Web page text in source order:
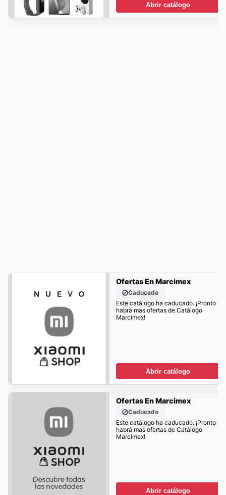
Abrir catálogo
Ofertas En Marcimex
Caducado
Este catálogo ha caducado. ¡Pronto
habrá mas ofertas de Catálogo
Marcimex!
Abrir catálogo
Ofertas En Marcimex
Caducado
Este catálogo ha caducado. ¡Pronto
habrá mas ofertas de Catálogo
Marcimex!
Abrir catálogo